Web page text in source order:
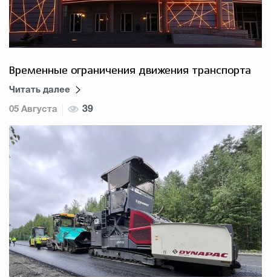
Избирательная
Гостям Городского
Общественная
Градостроительство и
Государственные организации
Открытые
Временные ограничения движения транспорта
Читать далее
05 Августа 39